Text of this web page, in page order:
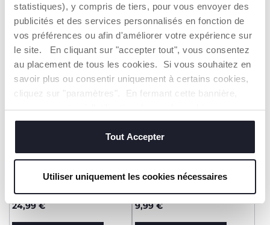
statistiques), y compris de tiers, pour vous envoyer des
publicités et des services personnalisés en fonction de
vos préférences ou afin d'améliorer votre expérience sur
le site. En cliquant sur "accepter tout", vous consentez
au placement de tous les cookies. Si vous souhaitez en
savoir plus ou consentir uniquement à certains cookies,
cliquez sur "paramètres". En fermant cette bannière,
vous consentez à l'utilisation des seuls cookies
techniques, qui sont essentiels au service demandé.
Tout Accepter
Utiliser uniquement les cookies nécessaires
AJOUTER AJOUTER
Peluche Chaton
24,99 €
Hochet tissu Raton laveur
9,99 €